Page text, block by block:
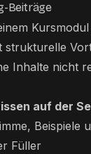
Beiträge
strukturelle
Inhalte nicht
auf der
Beispiele
Füller